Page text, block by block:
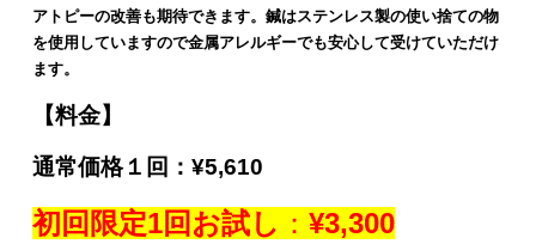
アトピーの改善も期待できます。鍼はステンレス製の使い捨ての物
を使用していますので金属アレルギーでも安心して受けていただけ
ます。
【料金】
通常価格１回：¥5,610
初回限定1回お試し ： ¥3,300